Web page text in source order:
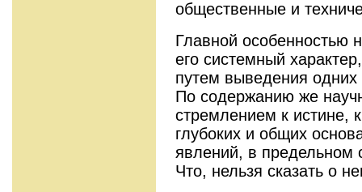
общественные и
Главной особенностью
его системный
путем выведения одних
По содержанию же
стремлением к истине,
глубоких и общих
явлений, в предельном
Что, нельзя сказать о